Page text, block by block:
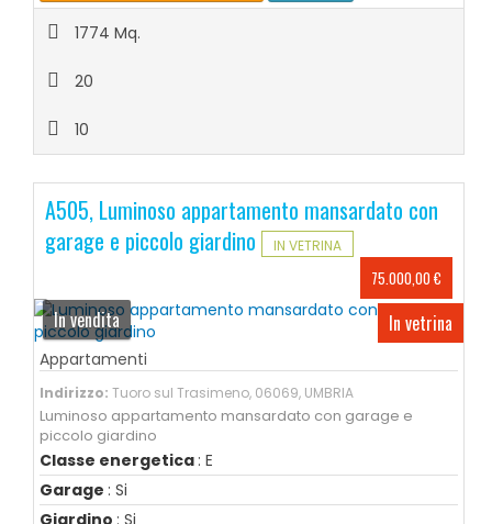
1774 Mq.
20
10
A505, Luminoso appartamento mansardato con
garage e piccolo giardino
IN VETRINA
75.000,00 €
In vetrina
In vendita
Appartamenti
Indirizzo: Tuoro sul Trasimeno, 06069, UMBRIA
Luminoso appartamento mansardato con garage e
piccolo giardino
Classe energetica : E
Garage : Si
Giardino : Si